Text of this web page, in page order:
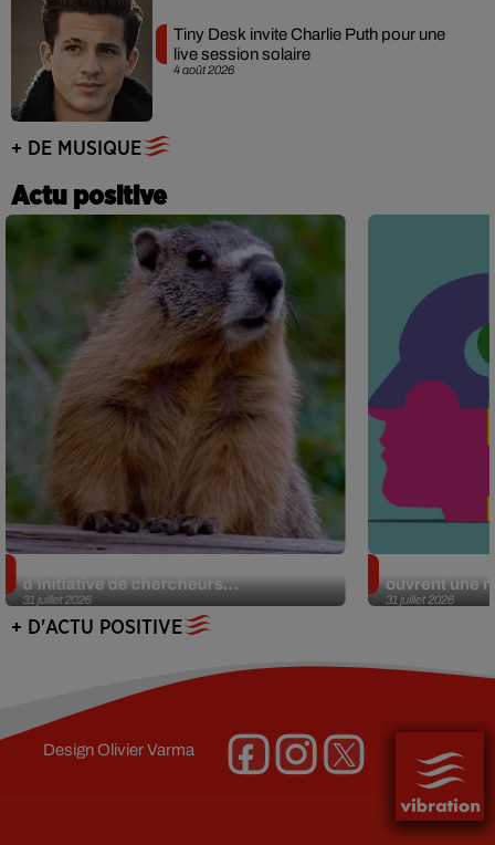
4 août 2026
Tiny Desk invite Charlie Puth pour une
live session solaire
+ DE MUSIQUE
Actu positive
31 juillet 2026
d’initiative de chercheurs...
31 juillet 2026
ouvrent une
+ D'ACTU POSITIVE
DesignOlivier Varma